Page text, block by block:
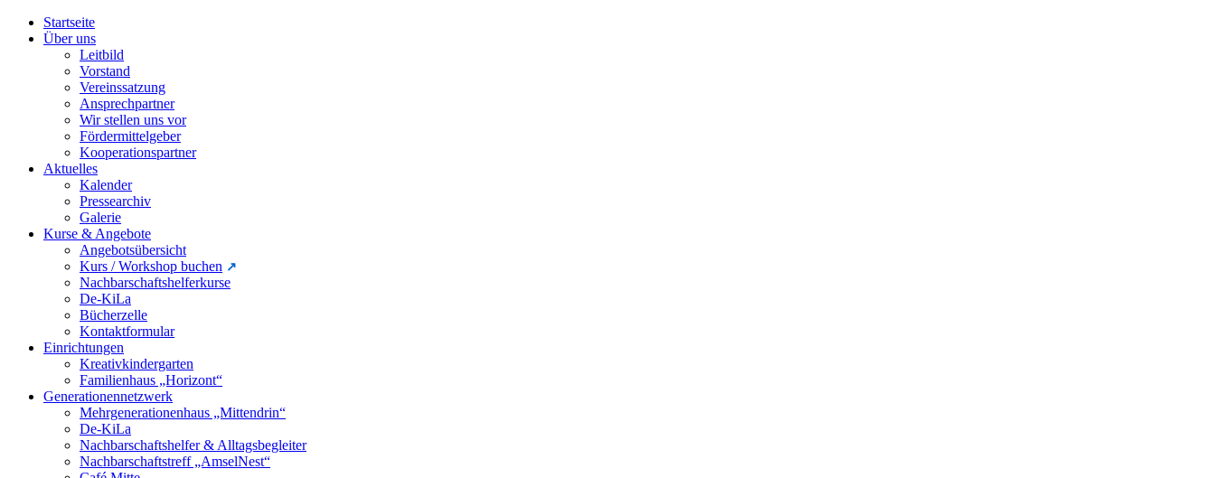
Startseite
Über uns
Leitbild
Vorstand
Vereinssatzung
Ansprechpartner
Wir stellen uns vor
Fördermittelgeber
Kooperationspartner
Aktuelles
Kalender
Pressearchiv
Galerie
Kurse & Angebote
Angebotsübersicht
Kurs / Workshop buchen
Nachbarschaftshelferkurse
De-KiLa
Bücherzelle
Kontaktformular
Einrichtungen
Kreativkindergarten
Familienhaus „Horizont“
Generationennetzwerk
Mehrgenerationenhaus „Mittendrin“
De-KiLa
Nachbarschaftshelfer & Alltagsbegleiter
Nachbarschaftstreff „AmselNest“